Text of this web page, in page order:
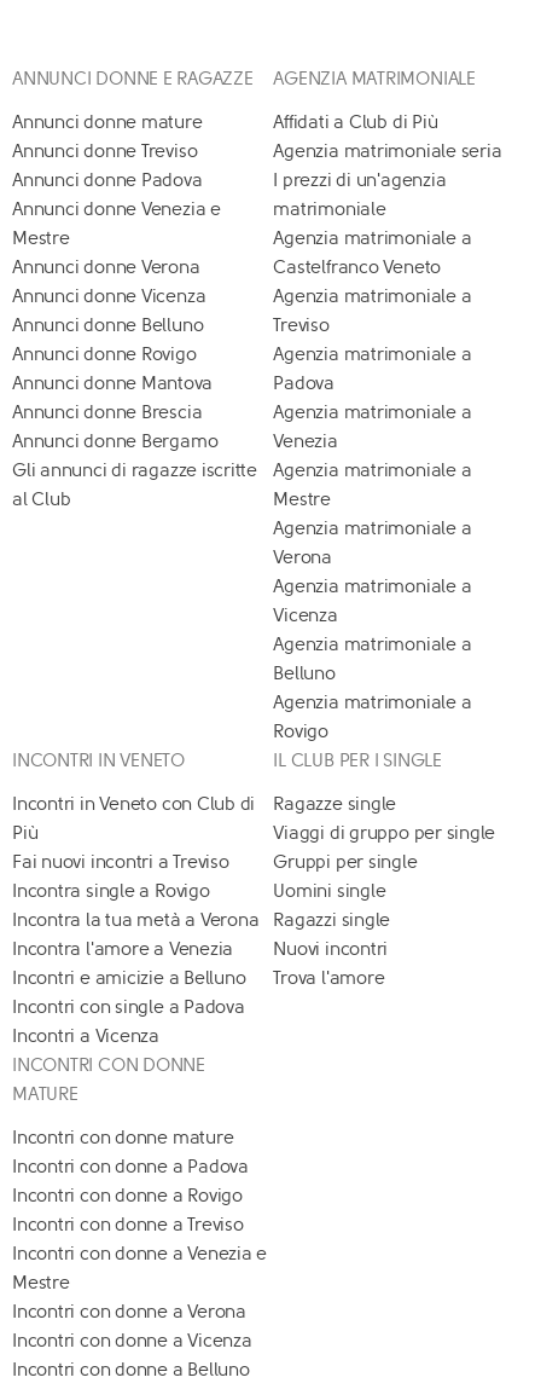
ANNUNCI DONNE E RAGAZZE
Annunci donne mature
Annunci donne Treviso
Annunci donne Padova
Annunci donne Venezia e
Mestre
Annunci donne Verona
Annunci donne Vicenza
Annunci donne Belluno
Annunci donne Rovigo
Annunci donne Mantova
Annunci donne Brescia
Annunci donne Bergamo
Gli annunci di ragazze iscritte
al Club
AGENZIA MATRIMONIALE
Affidati a Club di Più
Agenzia matrimoniale seria
I prezzi di un'agenzia
matrimoniale
Agenzia matrimoniale a
Castelfranco Veneto
Agenzia matrimoniale a
Treviso
Agenzia matrimoniale a
Padova
Agenzia matrimoniale a
Venezia
Agenzia matrimoniale a
Mestre
Agenzia matrimoniale a
Verona
Agenzia matrimoniale a
Vicenza
Agenzia matrimoniale a
Belluno
Agenzia matrimoniale a
Rovigo
INCONTRI IN VENETO
Incontri in Veneto con Club di
Più
Fai nuovi incontri a Treviso
Incontra single a Rovigo
Incontra la tua metà a Verona
Incontra l'amore a Venezia
Incontri e amicizie a Belluno
Incontri con single a Padova
Incontri a Vicenza
IL CLUB PER I SINGLE
Ragazze single
Viaggi di gruppo per single
Gruppi per single
Uomini single
Ragazzi single
Nuovi incontri
Trova l'amore
INCONTRI CON DONNE
MATURE
Incontri con donne mature
Incontri con donne a Padova
Incontri con donne a Rovigo
Incontri con donne a Treviso
Incontri con donne a Venezia e
Mestre
Incontri con donne a Verona
Incontri con donne a Vicenza
Incontri con donne a Belluno